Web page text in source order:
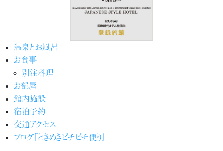
温泉とお風呂
お食事
別注料理
お部屋
館内施設
宿泊予約
交通アクセス
ブログ『ときめきピチピチ便り』